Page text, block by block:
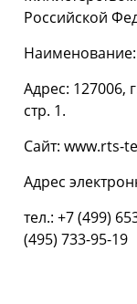
Российской
Адрес: 127006,
стр. 1.
Сайт: www.rts-
Адрес
тел.: +7 (499)
(495) 733-95-19